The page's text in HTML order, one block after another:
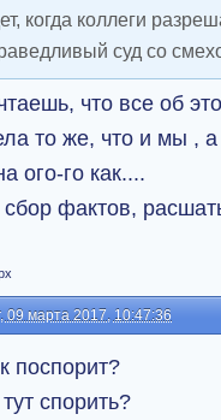
когда коллеги
суд со
что все об
то же, что и мы , а
ого-го как....
фактов,
09 марта 2017, 10:47:36
поспорит?
спорить?